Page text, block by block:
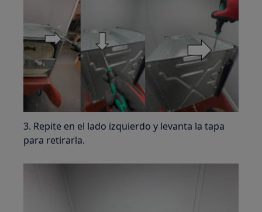
3. Repite en el lado izquierdo y levanta la tapa
para retirarla.